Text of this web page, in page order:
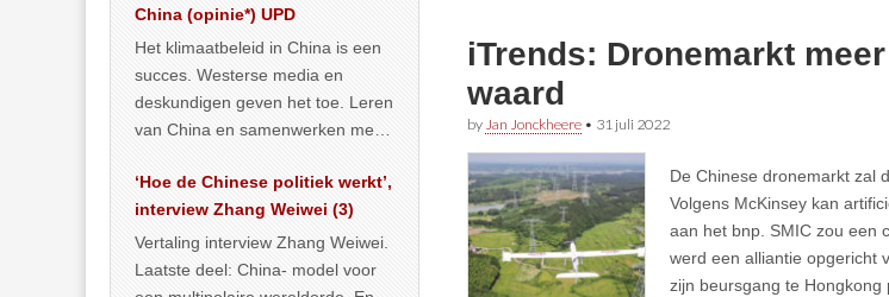
iTrends: Dronemarkt
waard
by Jan Jonckheere • 31 juli 2022
De Chinese dronemarkt zal
Volgens McKinsey kan
aan het bnp. SMIC zou een
werd een alliantie opgericht
zijn beursgang te
China (opinie*) UPD
Het klimaatbeleid in China is een
succes. Westerse media en
deskundigen geven het toe. Leren
van China en samenwerken met
… >> lees meer
‘Hoe de Chinese politiek werkt’,
interview Zhang Weiwei (3)
Vertaling interview Zhang Weiwei.
Laatste deel: China- model voor